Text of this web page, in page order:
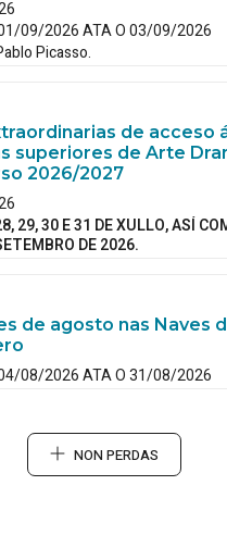
01/09/2026 ATA O 03/09/2026
Picasso.
de acceso
superiores de Arte
2026/2027
29, 30 E 31 DE XULLO, ASÍ
DE 2026.
de agosto nas Naves
04/08/2026 ATA O 31/08/2026
NON PERDAS